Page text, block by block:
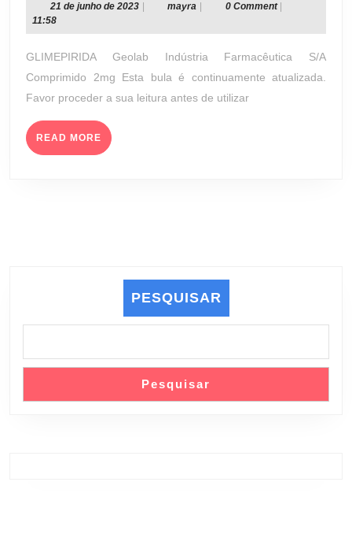
2
INDÚSTRIA
FARMACÊUTICA
S/A)
21 de junho de 202321
junho
2023
mayra mayra 0 Comment
11:58
GLIMEPIRIDA Geolab Indústria Farmacêutica S/A
Comprimido 2mg Esta bula é continuamente atualizada.
Favor proceder a sua leitura antes de utilizar
READ MORE READ
MORE
PESQUISAR
Pesquisar